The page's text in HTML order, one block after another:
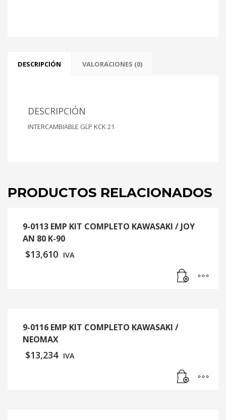
DESCRIPCIÓN VALORACIONES (0)
DESCRIPCIÓN
INTERCAMBIABLE GLP KCK 21
PRODUCTOS RELACIONADOS
9-0113 EMP KIT COMPLETO KAWASAKI / JOY
AN 80 K-90
$13,610 IVA
9-0116 EMP KIT COMPLETO KAWASAKI /
NEOMAX
$13,234 IVA